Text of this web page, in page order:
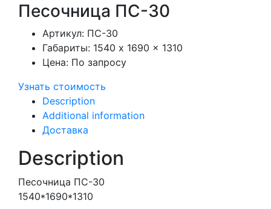
Песочница ПС-30
Артикул: ПС-30
Габариты: 1540 x 1690 x 1310
Цена: По запросу
Узнать стоимость
Description
Additional information
Доставка
Description
Песочница ПС-30
1540*1690*1310